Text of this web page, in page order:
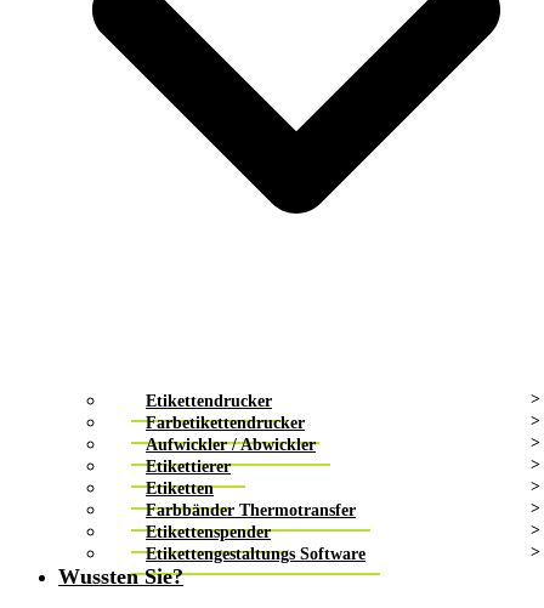
Etikettendrucker
Farbetikettendrucker
Aufwickler / Abwickler
Etikettierer
Etiketten
Farbbänder Thermotransfer
Etikettenspender
Etikettengestaltungs Software
Wussten Sie?